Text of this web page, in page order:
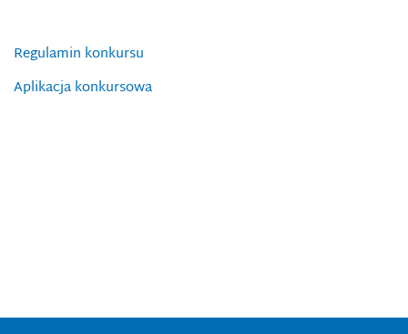
Regulamin konkursu
Aplikacja konkursowa